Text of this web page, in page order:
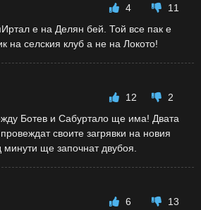
4
11
е на Делян бей. Той все пак е
на селския клуб а не на Локото!
12
2
Ботев и Сабуртало ще има! Двата
своите загрявки на новия
минути ще започнат двубоя.
6
13